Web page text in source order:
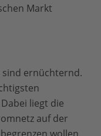
Markt
sind ernüchternd.
liegt die
auf der